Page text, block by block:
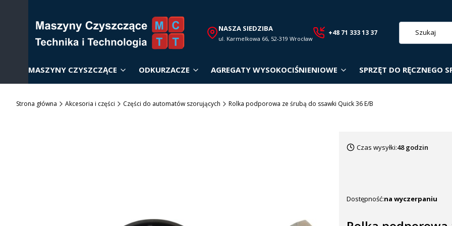
+48 71 333 13 37
NASZA SIEDZIBA
ul. Karmelkowa 66, 52-319 Wrocław
MASZYNY CZYSZCZĄCE ODKURZACZE AGREGATY WYSOKOCIŚNIENIOWE SPRZĘT DO RĘCZNEGO
Strona główna Akcesoria i części Części do automatów szorujących Rolka podporowa ze śrubą do ssawki Quick 36 E/B
Czas wysyłki:48 godzin
Dostępność:na wyczerpaniu